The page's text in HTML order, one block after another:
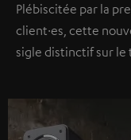
Plébiscitée par la
client·es, cette
sigle distinctif sur le